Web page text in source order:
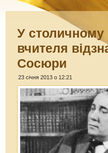
У столичному
вчителя
Сосюри
23 січня 2013 о 12:21